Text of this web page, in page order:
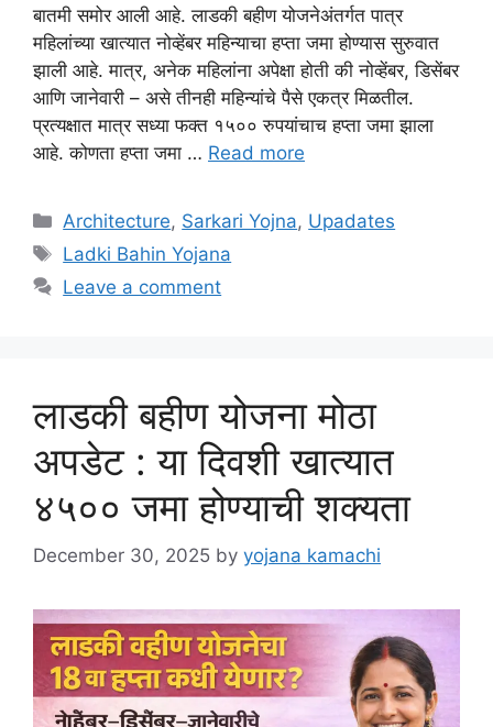
बातमी समोर आली आहे. लाडकी बहीण योजनेअंतर्गत पात्र
महिलांच्या खात्यात नोव्हेंबर महिन्याचा हप्ता जमा होण्यास सुरुवात
झाली आहे. मात्र, अनेक महिलांना अपेक्षा होती की नोव्हेंबर, डिसेंबर
आणि जानेवारी – असे तीनही महिन्यांचे पैसे एकत्र मिळतील.
प्रत्यक्षात मात्र सध्या फक्त १५०० रुपयांचाच हप्ता जमा झाला
आहे. कोणता हप्ता जमा … Read more
Categories
Architecture, Sarkari Yojna, Upadates
Tags
Ladki Bahin Yojana
Leave a comment
लाडकी बहीण योजना मोठा
अपडेट : या दिवशी खात्यात
४५०० जमा होण्याची शक्यता
December 30, 2025 by yojana kamachi